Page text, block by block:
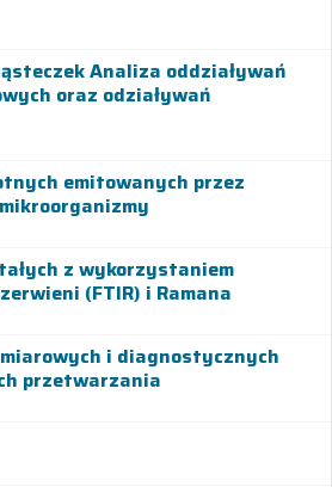
Analiza oddziaływań
oraz odziaływań
emitowanych przez
z wykorzystaniem
(FTIR) i Ramana
i diagnostycznych
przetwarzania